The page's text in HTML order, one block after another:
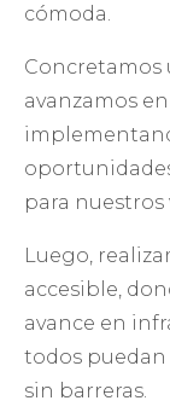
cómoda.
avanzamos
para nuestros
Luego,
accesible,
avance en
todos puedan
sin barreras.